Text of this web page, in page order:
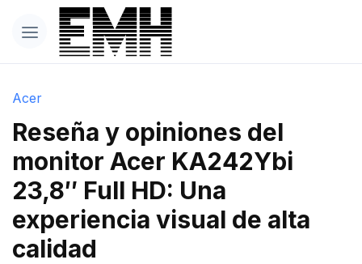
Acer
Reseña y opiniones del
monitor Acer KA242Ybi
23,8″ Full HD: Una
experiencia visual de alta
calidad